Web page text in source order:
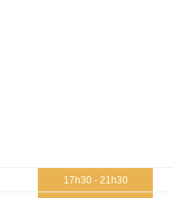
17h30 - 21h30